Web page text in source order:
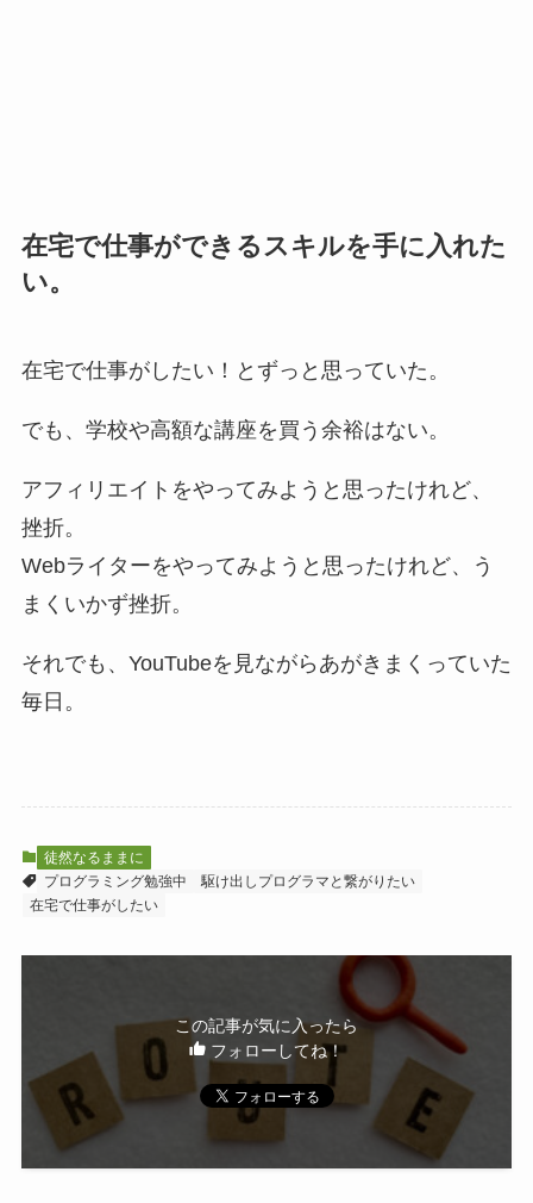
在宅で仕事ができるスキルを手に入れた
い。
在宅で仕事がしたい！とずっと思っていた。
でも、学校や高額な講座を買う余裕はない。
アフィリエイトをやってみようと思ったけれど、
挫折。
Webライターをやってみようと思ったけれど、う
まくいかず挫折。
それでも、YouTubeを見ながらあがきまくっていた
毎日。
徒然なるままに
プログラミング勉強中
駆け出しプログラマと繋がりたい
在宅で仕事がしたい
この記事が気に入ったら
フォローしてね！